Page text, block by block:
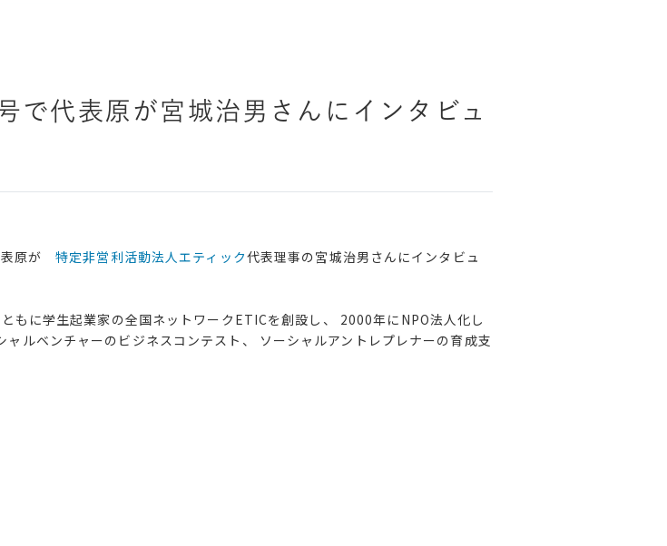
で代表原が宮城治男さんにインタビュ
表原が特定非営利活動法人エティック代表理事の宮城治男さんにインタビュ
もに学生起業家の全国ネットワークETICを創設し、 2000年にNPO法人化し
ルベンチャーのビジネスコンテスト、 ソーシャルアントレプレナーの育成支